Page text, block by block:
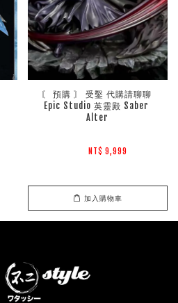
〘 預購 〙 受鑿 代購請聊聊
Epic Studio 英靈殿 Saber
Alter
NT$ 9,999
加入購物車